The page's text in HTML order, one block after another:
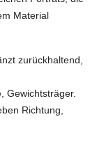
Material
zurückhaltend,
Gewichtsträger.
Richtung,